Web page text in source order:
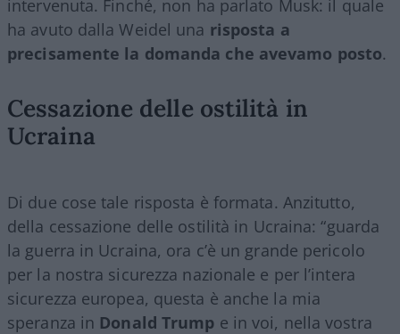
intervenuta. Finché, non ha parlato Musk: il quale
ha avuto dalla Weidel una risposta a
precisamente la domanda che avevamo posto.
Cessazione delle ostilità in
Ucraina
Di due cose tale risposta è formata. Anzitutto,
della cessazione delle ostilità in Ucraina: “guarda
la guerra in Ucraina, ora c’è un grande pericolo
per la nostra sicurezza nazionale e per l’intera
sicurezza europea, questa è anche la mia
speranza in Donald Trump e in voi, nella vostra